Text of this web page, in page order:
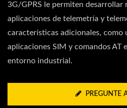
3G/GPRS le permiten desarrollar
aplicaciones de telemetría y
características adicionales, como
aplicaciones SIM y comandos AT
entorno industrial.
PREGUNTE